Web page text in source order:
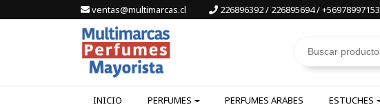
ventas@multimarcas.cl 226896392 / 226895694 / +56978997153
INICIO PERFUMES PERFUMES ARABES ESTUCHES